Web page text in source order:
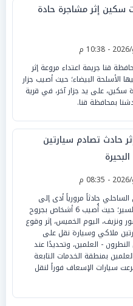
سكين إثر مشاجرة حادة
قنا جريمة اعتداء مروعة إثر
الأسلحة البيضاء؛ حيث أصيب جزار
سكين، على يد جزار آخر، في قرية
بمحافظة قنا.
إثر حادث تصادم سيارتين
حادثاً مرورياً أدى إلى
توقف مؤقت لحركة السير؛ حيث أُصيب 6 أشخاص بجروح
ونزيف، اليوم الخميس، إثر وقوع
ملاكي وسيارة نقل على
- العلمين، وتحديدًا عند
العلمين بمنطقة الخدمات التابعة
سيارات الإسعاف فوراً لنقل